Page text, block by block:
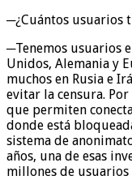
─¿Cuántos usuarios
─Tenemos usuarios
Unidos, Alemania y
muchos en Rusia e
evitar la censura.
que permiten
donde está
sistema de
años, una de esas
millones de